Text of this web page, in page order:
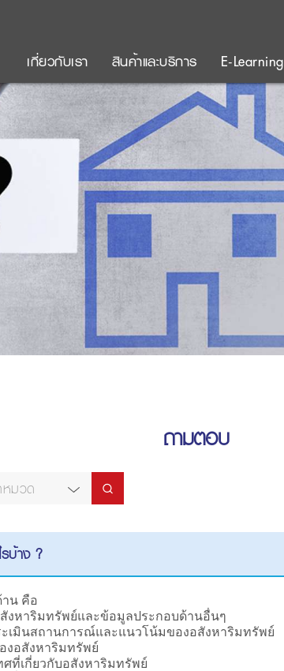
เกี่ยวกับเรา สินค้าและบริการ E-Learning
ถามตอบ
หมวด
บ้าง ?
น คือ
งหาริมทรัพย์และข้อมูลประกอบด้านอื่นๆ
ะเมินสถานการณ์และแนวโน้มของอสังหาริมทรัพย์
งอสังหาริมทรัพย์
ศที่เกี่ยวกับอสังหาริมทรัพย์